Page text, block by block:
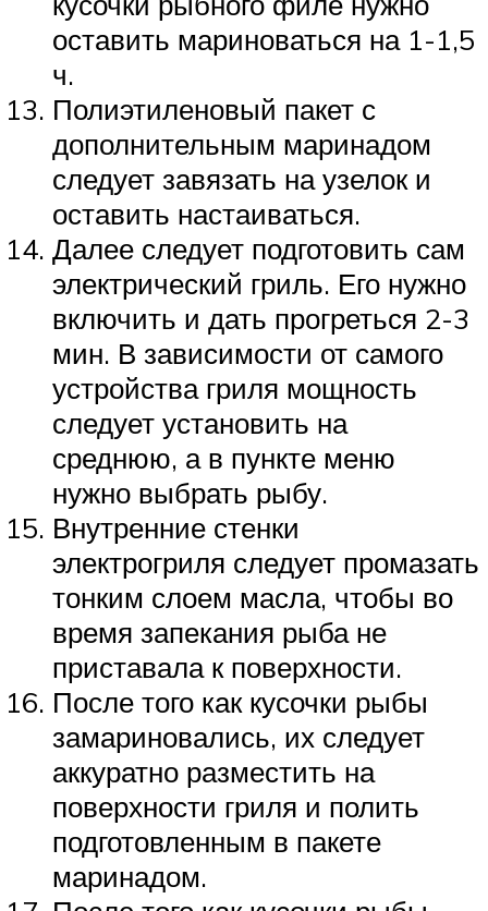
оставить мариноваться на 1-1,5
ч.
Полиэтиленовый пакет с
дополнительным маринадом
следует завязать на узелок и
оставить настаиваться.
Далее следует подготовить сам
электрический гриль. Его нужно
включить и дать прогреться 2-3
мин. В зависимости от самого
устройства гриля мощность
следует установить на
среднюю, а в пункте меню
нужно выбрать рыбу.
Внутренние стенки
электрогриля следует промазать
тонким слоем масла, чтобы во
время запекания рыба не
приставала к поверхности.
После того как кусочки рыбы
замариновались, их следует
аккуратно разместить на
поверхности гриля и полить
подготовленным в пакете
маринадом.